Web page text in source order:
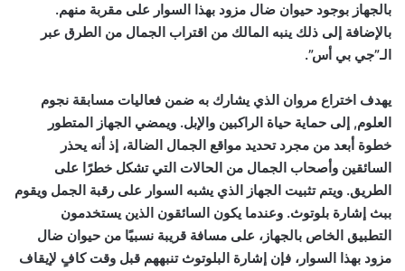
بالجهاز بوجود حيوان ضال مزود بهذا السوار على مقربة منهم.
بالإضافة إلى ذلك ينبه المالك من اقتراب الجمال من الطرق عبر
الـ”جي بي أس”.
يهدف اختراع مروان الذي يشارك به ضمن فعاليات مسابقة نجوم
العلوم, إلى حماية حياة الراكبين والإبل. ويمضي الجهاز المتطور
خطوة أبعد من مجرد تحديد مواقع الجمال الضالة، إذ أنه يحذر
السائقين وأصحاب الجمال من الحالات التي تشكل خطرًا على
الطريق. ويتم تثبيت الجهاز الذي يشبه السوار على رقبة الجمل ويقوم
ببث إشارة بلوتوث. وعندما يكون السائقون الذين يستخدمون
التطبيق الخاص بالجهاز، على مسافة قريبة نسبيًا من حيوان ضال
مزود بهذا السوار، فإن إشارة البلوتوث تنبههم قبل وقت كافٍ لإيقاف